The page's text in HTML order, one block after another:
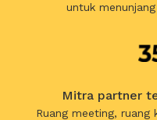
untuk
Mitra partner
Ruang meeting,